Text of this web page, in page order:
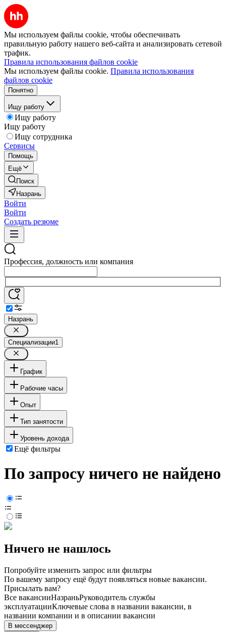
Мы используем файлы cookie, чтобы обеспечивать
правильную работу нашего веб-сайта и анализировать сетевой
трафик.
Правила использования файлов cookie
Мы используем файлы cookie. Правила использования
файлов cookie
Понятно
Ищу работу
Ищу работу
Ищу работу
Ищу сотрудника
Сервисы
Помощь
Ещё
Поиск
Назрань
Войти
Войти
Создать резюме
Профессия, должность или компания
Назрань
Специализации1
График
Рабочие часы
Опыт
Тип занятости
Уровень дохода
Ещё фильтры
По запросу ничего не найдено
Ничего не нашлось
Попробуйте изменить запрос или фильтры
По вашему запросу ещё будут появляться новые вакансии.
Присылать вам?
Все вакансииНазраньРуководитель службы
эксплуатацииКлючевые слова в названии вакансии, в
названии компании и в описании вакансии
В мессенджер